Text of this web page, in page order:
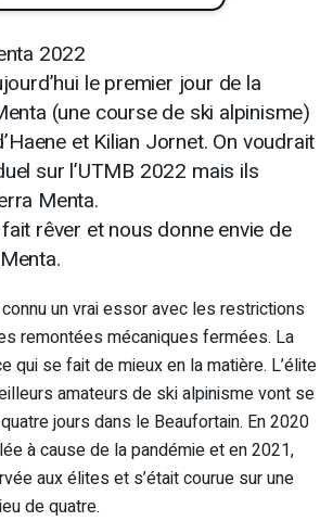
2022
le premier jour de la
(une course de ski alpinisme)
et Kilian Jornet. On voudrait
sur l’UTMB 2022 mais ils
Menta.
rêver et nous donne envie de
un vrai essor avec les restrictions
remontées mécaniques fermées. La
qui se fait de mieux en la matière. L’élite
amateurs de ski alpinisme vont se
jours dans le Beaufortain. En 2020
à cause de la pandémie et en 2021,
aux élites et s’était courue sur une
de quatre.